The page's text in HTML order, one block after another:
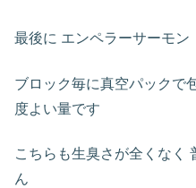
最後に エンペラーサーモン
ブロック毎に真空パックで
度よい量です
こちらも生臭さが全くなく
ん